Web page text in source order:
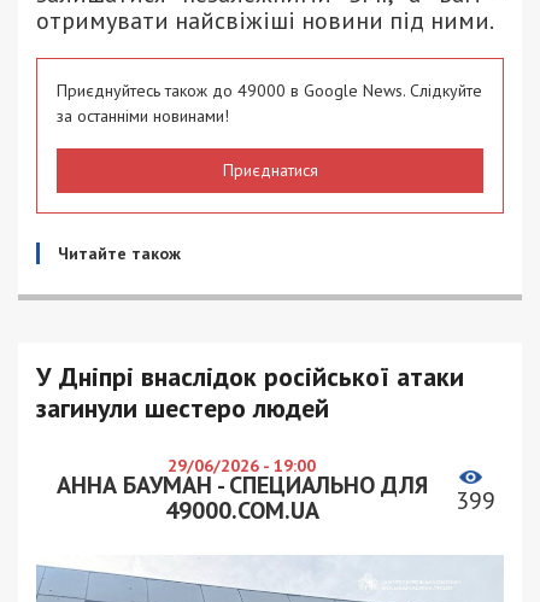
отримувати найсвіжіші новини під ними.
Приєднуйтесь також до 49000 в Google News. Слідкуйте
за останніми новинами!
Приєднатися
Читайте також
У Дніпрі внаслідок російської атаки
загинули шестеро людей
29/06/2026 - 19:00
АННА БАУМАН - СПЕЦИАЛЬНО ДЛЯ
49000.COM.UA
399